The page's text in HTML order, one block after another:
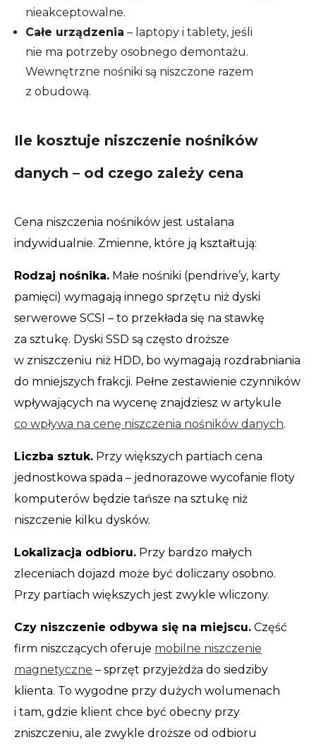
nieakceptowalne.
Całe urządzenia – laptopy i tablety, jeśli
nie ma potrzeby osobnego demontażu.
Wewnętrzne nośniki są niszczone razem
z obudową.
Ile kosztuje niszczenie nośników
danych – od czego zależy cena
Cena niszczenia nośników jest ustalana
indywidualnie. Zmienne, które ją kształtują:
Rodzaj nośnika. Małe nośniki (pendrive’y, karty
pamięci) wymagają innego sprzętu niż dyski
serwerowe SCSI – to przekłada się na stawkę
za sztukę. Dyski SSD są często droższe
w zniszczeniu niż HDD, bo wymagają rozdrabniania
do mniejszych frakcji. Pełne zestawienie czynników
wpływających na wycenę znajdziesz w artykule
co wpływa na cenę niszczenia nośników danych.
Liczba sztuk. Przy większych partiach cena
jednostkowa spada – jednorazowe wycofanie floty
komputerów będzie tańsze na sztukę niż
niszczenie kilku dysków.
Lokalizacja odbioru. Przy bardzo małych
zleceniach dojazd może być doliczany osobno.
Przy partiach większych jest zwykle wliczony.
Czy niszczenie odbywa się na miejscu. Część
firm niszczących oferuje mobilne niszczenie
magnetyczne – sprzęt przyjeżdża do siedziby
klienta. To wygodne przy dużych wolumenach
i tam, gdzie klient chce być obecny przy
zniszczeniu, ale zwykle droższe od odbioru